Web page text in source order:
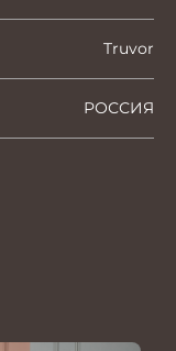
Truvor
РОССИЯ